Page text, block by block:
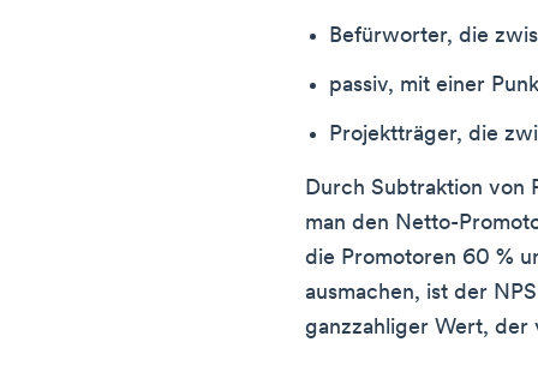
Befürworter, die
passiv, mit einer
Projektträger, die
Durch Subtraktion von
man den Netto-
die Promotoren 60 %
ausmachen, ist der
ganzzahliger Wert, der